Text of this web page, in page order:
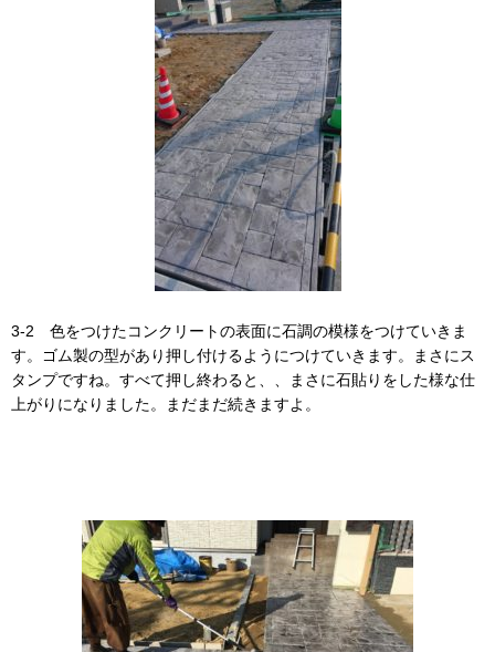
3-2 色をつけたコンクリートの表面に石調の模様をつけていきま
す。ゴム製の型があり押し付けるようにつけていきます。まさにス
タンプですね。すべて押し終わると、、まさに石貼りをした様な仕
上がりになりました。まだまだ続きますよ。